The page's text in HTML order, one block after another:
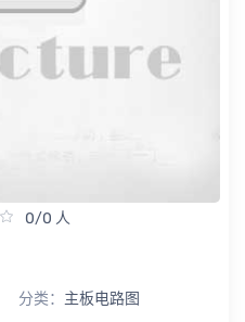
0/0 人
分类： 主板电路图